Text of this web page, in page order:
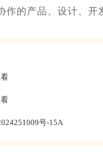
作的产品、设计、开
号-15A